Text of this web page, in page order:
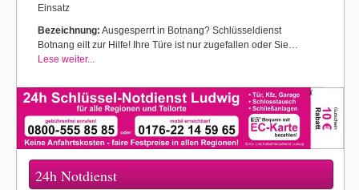
Einsatz
Bezeichnung: Ausgesperrt in Botnang? Schlüsseldienst
Botnang eilt zur Hilfe! Ihre Türe ist nur zugefallen oder Sie…
Lese weiter...
24h Notdienst